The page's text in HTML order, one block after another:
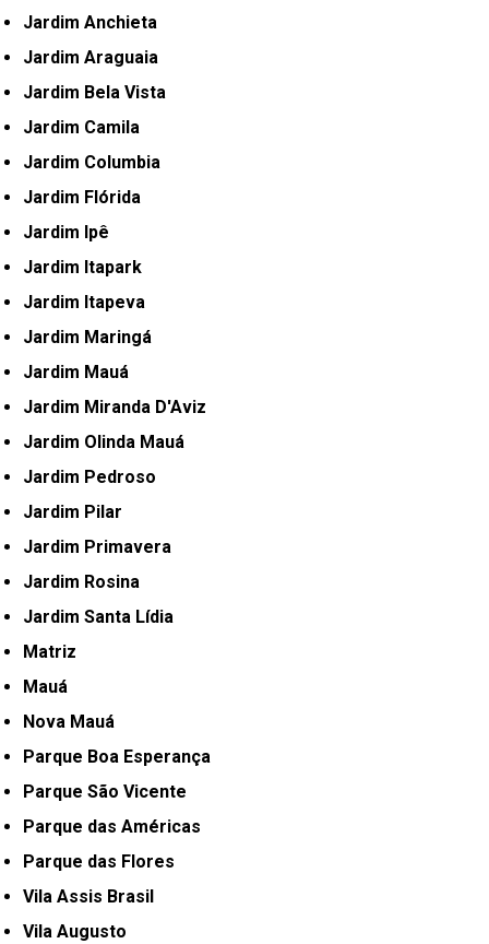
Jardim Anchieta
Jardim Araguaia
Jardim Bela Vista
Jardim Camila
Jardim Columbia
Jardim Flórida
Jardim Ipê
Jardim Itapark
Jardim Itapeva
Jardim Maringá
Jardim Mauá
Jardim Miranda D'Aviz
Jardim Olinda Mauá
Jardim Pedroso
Jardim Pilar
Jardim Primavera
Jardim Rosina
Jardim Santa Lídia
Matriz
Mauá
Nova Mauá
Parque Boa Esperança
Parque São Vicente
Parque das Américas
Parque das Flores
Vila Assis Brasil
Vila Augusto